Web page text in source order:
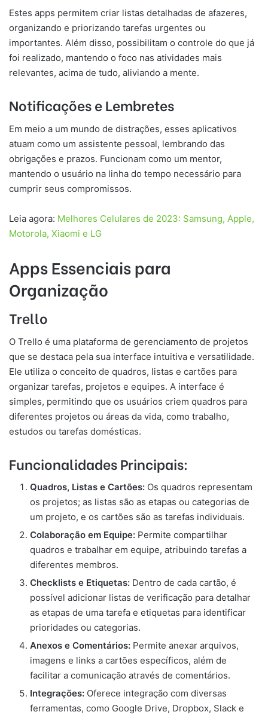
Estes apps permitem criar listas detalhadas de afazeres,
organizando e priorizando tarefas urgentes ou
importantes. Além disso, possibilitam o controle do que já
foi realizado, mantendo o foco nas atividades mais
relevantes, acima de tudo, aliviando a mente.
Notificações e Lembretes
Em meio a um mundo de distrações, esses aplicativos
atuam como um assistente pessoal, lembrando das
obrigações e prazos. Funcionam como um mentor,
mantendo o usuário na linha do tempo necessário para
cumprir seus compromissos.
Leia agora: Melhores Celulares de 2023: Samsung, Apple,
Motorola, Xiaomi e LG
Apps Essenciais para
Organização
Trello
O Trello é uma plataforma de gerenciamento de projetos
que se destaca pela sua interface intuitiva e versatilidade.
Ele utiliza o conceito de quadros, listas e cartões para
organizar tarefas, projetos e equipes. A interface é
simples, permitindo que os usuários criem quadros para
diferentes projetos ou áreas da vida, como trabalho,
estudos ou tarefas domésticas.
Funcionalidades Principais:
Quadros, Listas e Cartões: Os quadros representam
os projetos; as listas são as etapas ou categorias de
um projeto, e os cartões são as tarefas individuais.
Colaboração em Equipe: Permite compartilhar
quadros e trabalhar em equipe, atribuindo tarefas a
diferentes membros.
Checklists e Etiquetas: Dentro de cada cartão, é
possível adicionar listas de verificação para detalhar
as etapas de uma tarefa e etiquetas para identificar
prioridades ou categorias.
Anexos e Comentários: Permite anexar arquivos,
imagens e links a cartões específicos, além de
facilitar a comunicação através de comentários.
Integrações: Oferece integração com diversas
ferramentas, como Google Drive, Dropbox, Slack e